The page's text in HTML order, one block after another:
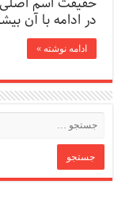
در ادامه با آن
ادامه نوشته »